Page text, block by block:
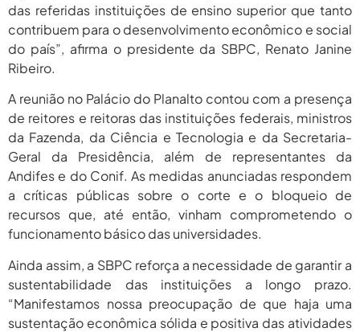
das referidas instituições de ensino superior que tanto
contribuem para o desenvolvimento econômico e social
do país”, afirma o presidente da SBPC, Renato Janine
Ribeiro.
A reunião no Palácio do Planalto contou com a presença
de reitores e reitoras das instituições federais, ministros
da Fazenda, da Ciência e Tecnologia e da Secretaria-
Geral da Presidência, além de representantes da
Andifes e do Conif. As medidas anunciadas respondem
a críticas públicas sobre o corte e o bloqueio de
recursos que, até então, vinham comprometendo o
funcionamento básico das universidades.
Ainda assim, a SBPC reforça a necessidade de garantir a
sustentabilidade das instituições a longo prazo.
“Manifestamos nossa preocupação de que haja uma
sustentação econômica sólida e positiva das atividades